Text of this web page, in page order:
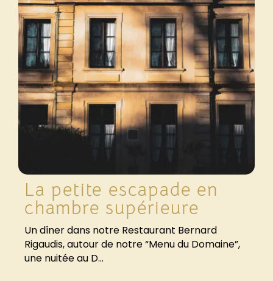
La petite escapade en
chambre supérieure
Un dîner dans notre Restaurant Bernard
Rigaudis, autour de notre “Menu du Domaine”,
une nuitée au D...